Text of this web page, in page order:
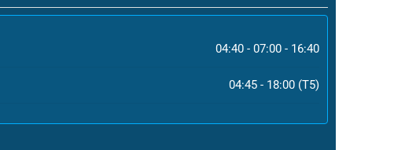
04:40 - 07:00 - 16:40
04:45 - 18:00 (T5)